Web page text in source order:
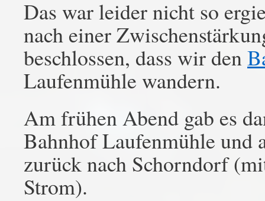
Das war leider nicht so
nach einer
beschlossen, dass wir den
Laufenmühle wandern.
Am frühen Abend gab es
Bahnhof Laufenmühle und
zurück nach Schorndorf
Strom).